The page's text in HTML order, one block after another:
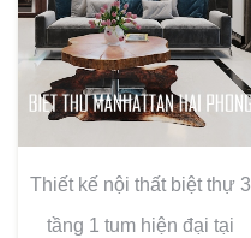
Thiết kế nội thất biệt thự 3
tầng 1 tum hiện đại tại